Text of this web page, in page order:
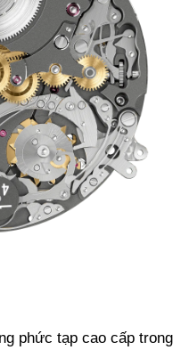
phức tạp cao cấp trong